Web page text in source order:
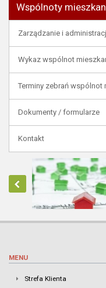
Wspólnoty
Zarządzanie i
Wykaz wspólnot
Terminy zebrań wspólnot
Dokumenty / formularze
Kontakt
MENU
Strefa Klienta